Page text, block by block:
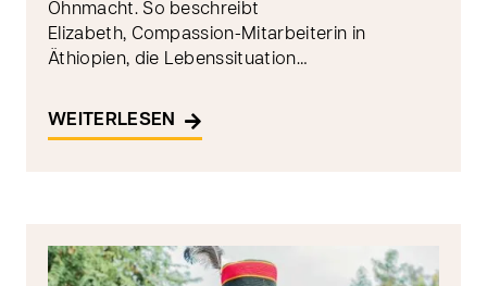
Ohnmacht. So beschreibt
Elizabeth, Compassion-Mitarbeiterin in
Äthiopien, die Lebenssituation…
WEITERLESEN